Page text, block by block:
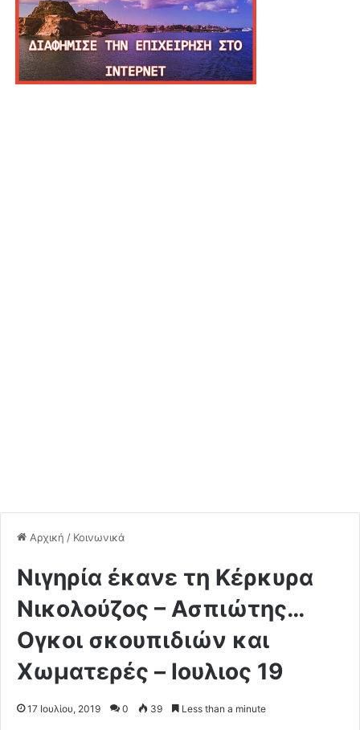
Αρχική / Κοινωνικά
Νιγηρία έκανε τη Κέρκυρα
Νικολούζος – Ασπιώτης…
Ογκοι σκουπιδιών και
Χωματερές – Ιουλιος 19
17 Ιουλίου, 2019 0 39 Less than a minute